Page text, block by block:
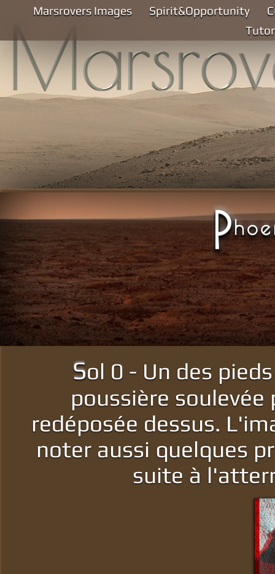
Marsrovers Images Spirit&Opportunity
P
Sol 0 - Un des
poussière
redéposée dessus.
noter aussi quelques
suite à